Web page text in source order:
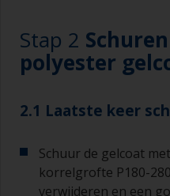
Stap 2
polyester
2.1 Laatste keer
Schuur de gelcoat
korrelgrofte P180-
verwijderen en een